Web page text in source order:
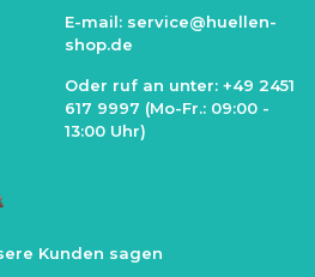
E-mail: service@huellen-
shop.de
Oder ruf an unter: +49 2451
617 9997 (Mo-Fr.: 09:00 -
13:00 Uhr)
Kunden sagen